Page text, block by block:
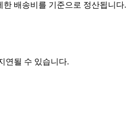
배송비를 기준으로 정산됩니다.
연될 수 있습니다.